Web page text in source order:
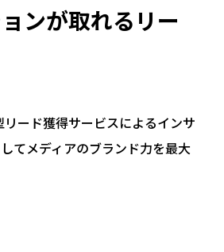
ンが取れるリー
ード獲得サービスによるインサ
てメディアのブランド力を最大